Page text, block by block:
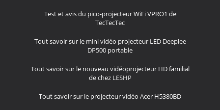
Test et avis du pico-projecteur WiFi VPRO1 de
TecTecTec
Tout savoir sur le mini vidéo projecteur LED Deeplee
DP500 portable
Tout savoir sur le nouveau vidéoprojecteur HD familial
de chez LESHP
Tout savoir sur le projecteur vidéo Acer H5380BD